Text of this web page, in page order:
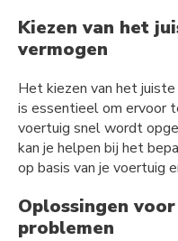
Kiezen van het
vermogen
Het kiezen van het
is essentieel om ervoor
voertuig snel wordt
kan je helpen bij het
op basis van je voertuig
Oplossingen
problemen